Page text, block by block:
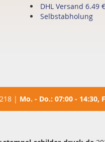
DHL Versand 6.49 €
Selbstabholung
| Mo. - Do.: 07:00 - 14:30,